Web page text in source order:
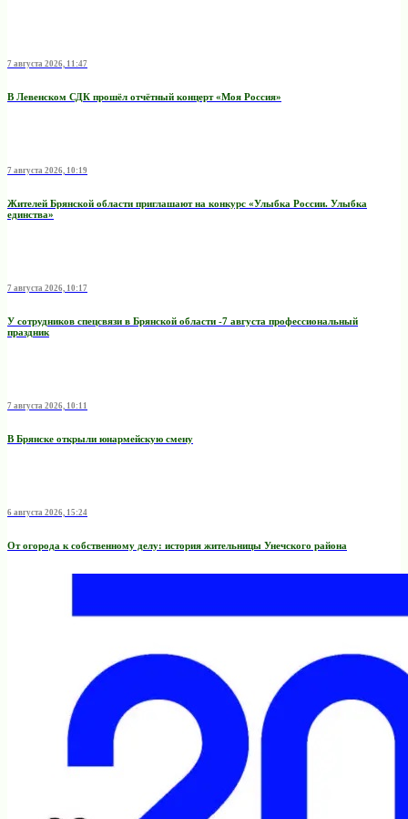
7 августа 2026, 11:47
В Левенском СДК прошёл отчётный концерт «Моя Россия»
7 августа 2026, 10:19
Жителей Брянской области приглашают на конкурс «Улыбка России. Улыбка
единства»
7 августа 2026, 10:17
У сотрудников спецсвязи в Брянской области -7 августа профессиональный
праздник
7 августа 2026, 10:11
В Брянске открыли юнармейскую смену
6 августа 2026, 15:24
От огорода к собственному делу: история жительницы Унечского района